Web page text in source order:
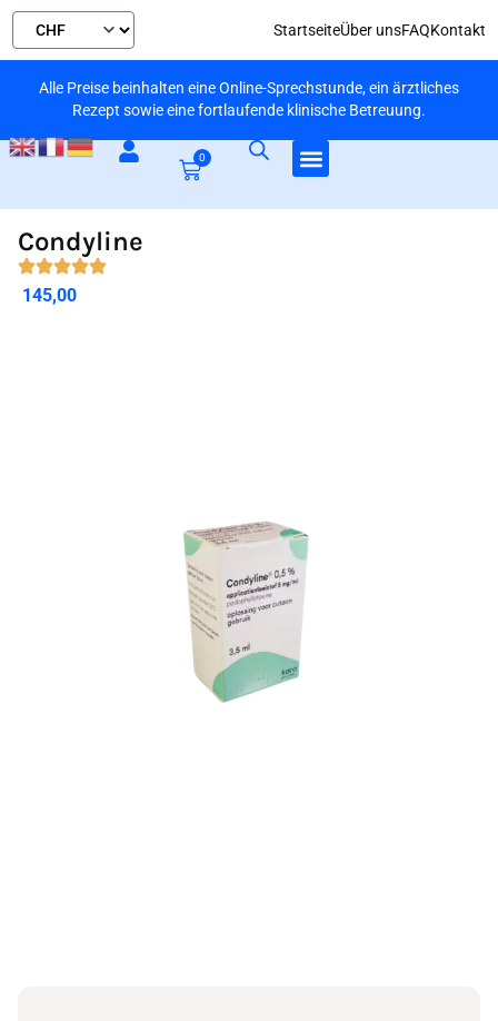
StartseiteÜber unsFAQKontakt
Alle Preise beinhalten eine Online-Sprechstunde, ein ärztliches
Rezept sowie eine fortlaufende klinische Betreuung.
0
Condyline
145,00